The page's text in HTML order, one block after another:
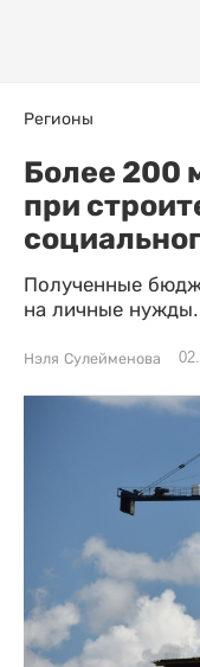
Регионы
Более 200
при
Полученные
на личные нужды.
Нэля Сулейменова